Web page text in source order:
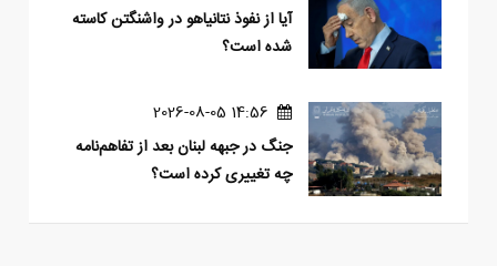
آیا از نفوذ نتانیاهو در واشنگتن کاسته
شده است؟
14:56 2026-08-05
جنگ در جبهه لبنان بعد از تفاهم‌نامه
چه تغییری کرده است؟